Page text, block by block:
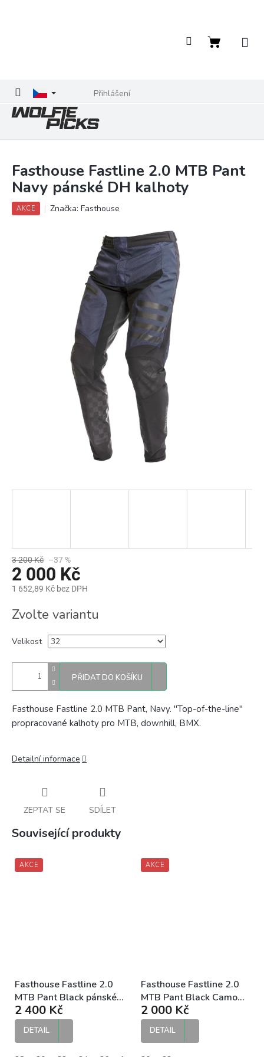
Přihlášení
Nákupní
Fasthouse Fastline 2.0 MTB Pant
Navy pánské DH kalhoty
AKCE Značka: Fasthouse
3 200 Kč –37 %
2 000 Kč
1 652,89 Kč bez DPH
cena:
Zvolte variantu
Velikost
PŘIDAT DO KOŠÍKU
Fasthouse Fastline 2.0 MTB Pant, Navy. "Top-of-the-line"
propracované kalhoty pro MTB, downhill, BMX.
Detailní informace
ZEPTAT SE SDÍLET
Související produkty
AKCE
Fasthouse Fastline 2.0
MTB Pant Black pánské
DH kalhoty
2 400 Kč
DETAIL
AKCE
Fasthouse Fastline 2.0
MTB Pant Black Camo
pánské DH kalhoty
2 000 Kč
DETAIL